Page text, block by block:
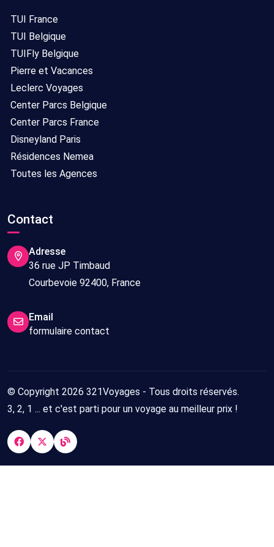
TUI France
TUI Belgique
TUIFly Belgique
Pierre et Vacances
Leclerc Voyages
Center Parcs Belgique
Center Parcs France
Disneyland Paris
Résidences Nemea
Toutes les Agences
Contact
Adresse
36 rue JP Timbaud
Courbevoie 92400, France
Email
formulaire contact
© Copyright 2026 321Voyages - Tous droits réservés.
3, 2, 1 ... et c'est parti pour un voyage au meilleur prix !